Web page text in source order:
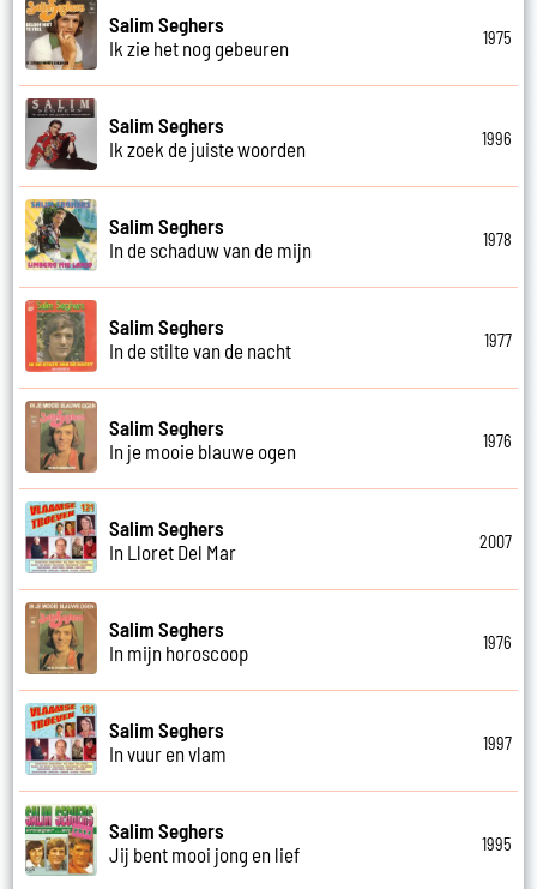
Salim Seghers
Ik zie het nog gebeuren
1975
Salim Seghers
Ik zoek de juiste woorden
1996
Salim Seghers
In de schaduw van de mijn
1978
Salim Seghers
In de stilte van de nacht
1977
Salim Seghers
In je mooie blauwe ogen
1976
Salim Seghers
In Lloret Del Mar
2007
Salim Seghers
In mijn horoscoop
1976
Salim Seghers
In vuur en vlam
1997
Salim Seghers
Jij bent mooi jong en lief
1995